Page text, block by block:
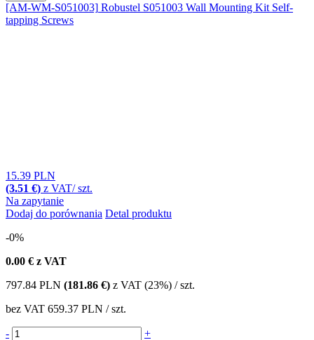
[AM-WM-S051003] Robustel S051003 Wall Mounting Kit Self-
tapping Screws
15.39 PLN
(3.51 €) z VAT/ szt.
Na zapytanie
Dodaj do porównania Detal produktu
-0%
0.00 € z VAT
797.84 PLN (181.86 €) z VAT (23%) / szt.
bez VAT 659.37 PLN / szt.
-
+